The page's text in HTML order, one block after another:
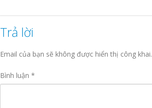
Trả lời
Email của bạn sẽ không được hiển thị công khai.
Bình luận *